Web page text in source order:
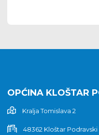
OPĆINA KLOŠTAR
Kralja Tomislava 2
48362 Kloštar Podravski